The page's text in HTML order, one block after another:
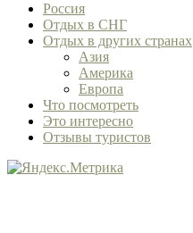
Россия
Отдых в СНГ
Отдых в других странах
Азия
Америка
Европа
Что посмотреть
Это интересно
Отзывы туристов